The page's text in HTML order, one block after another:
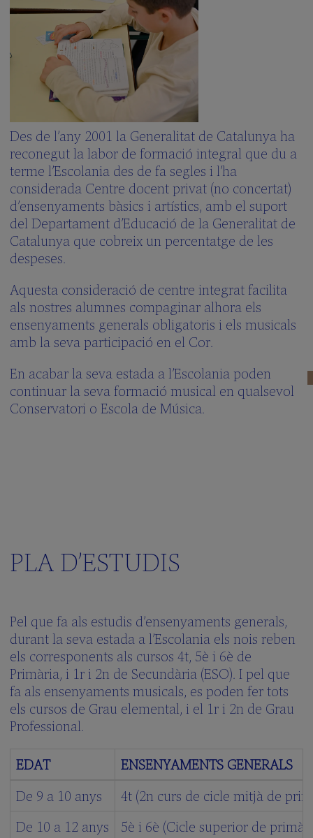
La
Revista
l’Escolania
Situació
dades
contacte
Vols
visitar
l’Escolania?
Història
Activitats
per
a
Escoles
Què
saber?
(FAQS)
Canta
amb
nosaltres!
Juga
amb
nosaltres
El
Repertori
Capella
de
Música
La
Schola
Cantorum
Galeria
multimèdia
cantem?
L'ESCOLA
Integrat
Des de l’any 2001 la Generalitat de Catalunya ha
reconegut la labor de formació integral que du a
terme l’Escolania des de fa segles i l’ha
considerada Centre docent privat (no concertat)
d’ensenyaments bàsics i artístics, amb el suport
del Departament d’Educació de la Generalitat de
Catalunya que cobreix un percentatge de les
despeses.
Aquesta consideració de centre integrat facilita
als nostres alumnes compaginar alhora els
ensenyaments generals obligatoris i els musicals
amb la seva participació en el Cor.
En acabar la seva estada a l’Escolania poden
continuar la seva formació musical en qualsevol
Conservatori o Escola de Música.
PLA D’ESTUDIS
Pel que fa als estudis d’ensenyaments generals,
durant la seva estada a l’Escolania els nois reben
els corresponents als cursos 4t, 5è i 6è de
Primària, i 1r i 2n de Secundària (ESO). I pel que
fa als ensenyaments musicals, es poden fer tots
els cursos de Grau elemental, i el 1r i 2n de Grau
Professional.
EDAT
ENSENYAMENTS GENERALS
De 9 a 10 anys
4t (2n curs de cicle mitjà de
De 10 a 12 anys
5è i 6è (Cicle superior de